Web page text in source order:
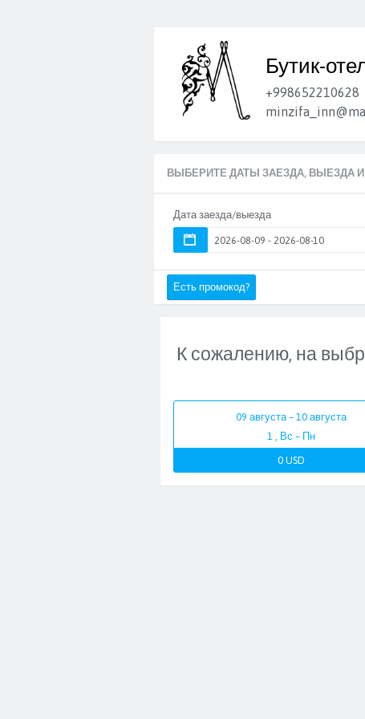
Бутик-
+998652210628
ВЫБЕРИТЕ ДАТЫ ЗАЕЗДА, ВЫЕЗДА
Дата заезда/выезда
Есть промокод?
К сожалению, на
09 августа – 10 августа
1 , Вс – Пн
0 USD